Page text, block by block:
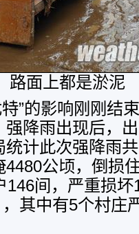
路面上都是淤泥
”的影响刚刚结
降雨出现后，
计此次强降雨
公顷，倒损
146间，严重损
其中有5个村庄